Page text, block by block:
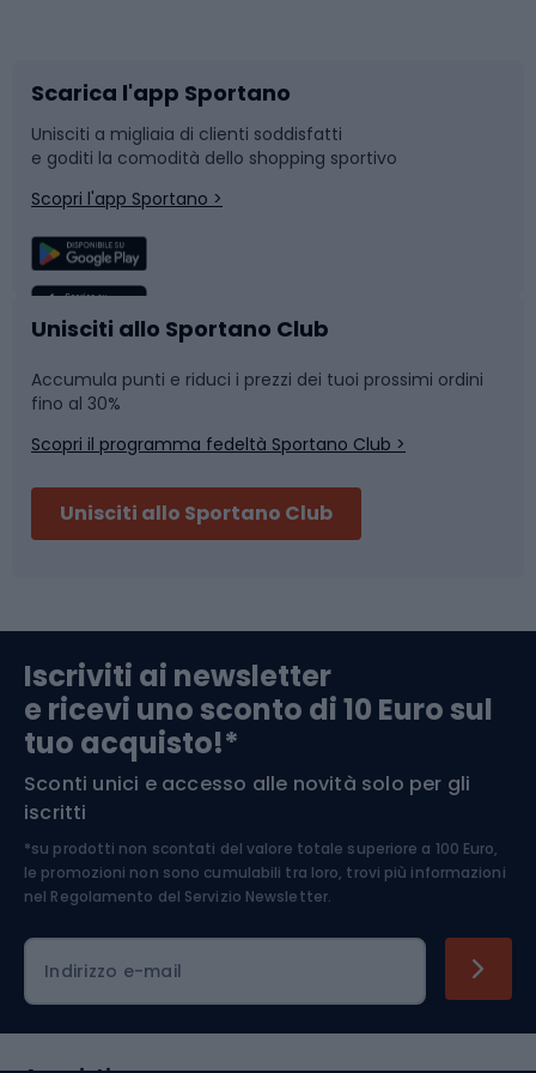
Bushcraft
Corsa
Sport di squadra
Caschi da ciclismo
Skitouring
Abbigliamento da escursionismo
Slitte e slittini
Snowboard
Camminata nordica
Nuoto
Pattinaggio
Componenti per biciclette
Arrampicata
Medicina dello sport
Abbigliamento ciclistico
Scarica l'app Sportano
Unisciti a migliaia di clienti soddisfatti
e goditi la comodità dello shopping sportivo
Scopri l'app Sportano >
Unisciti allo Sportano Club
Accumula punti e riduci i prezzi dei tuoi prossimi ordini
fino al 30%
Scopri il programma fedeltà Sportano Club >
Unisciti allo Sportano Club
Iscriviti ai newsletter
e ricevi uno sconto di 10 Euro sul
tuo acquisto!*
Sconti unici e accesso alle novità solo per gli
iscritti
*su prodotti non scontati del valore totale superiore a 100 Euro,
le promozioni non sono cumulabili tra loro, trovi più informazioni
nel Regolamento del Servizio Newsletter.
Indirizzo e-mail